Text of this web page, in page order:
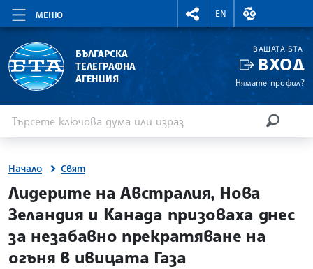
МЕНЮ
RIGHTMENU.SOCIAL
EN
ВАЛУТНИ
БЪЛГАРСКА
ТЕЛЕГРАФНА
АГЕНЦИЯ
ВАШАТА БТА
ВХОД
Нямате профил?
Начало Свят
site.bta
Лидерите на Австралия, Нова
Зеландия и Канада призоваха днес
за незабавно прекратяване на
огъня в ивицата Газа